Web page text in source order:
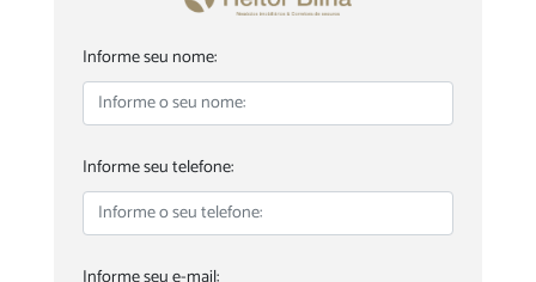
Informe seu nome:
Informe seu telefone: